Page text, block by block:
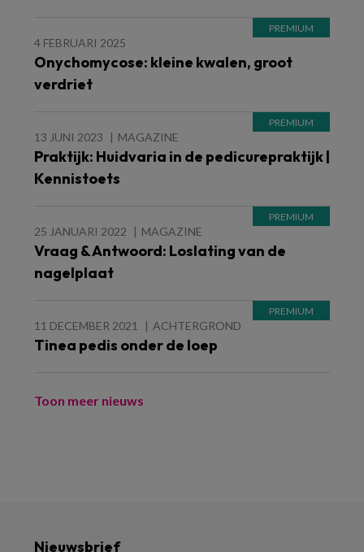
4 FEBRUARI 2025
Onychomycose: kleine kwalen, groot
verdriet
13 JUNI 2023 MAGAZINE
Praktijk: Huidvaria in de pedicurepraktijk |
Kennistoets
25 JANUARI 2022 MAGAZINE
Vraag & Antwoord: Loslating van de
nagelplaat
11 DECEMBER 2021 ACHTERGROND
Tinea pedis onder de loep
Toon meer nieuws
Nieuwsbrief